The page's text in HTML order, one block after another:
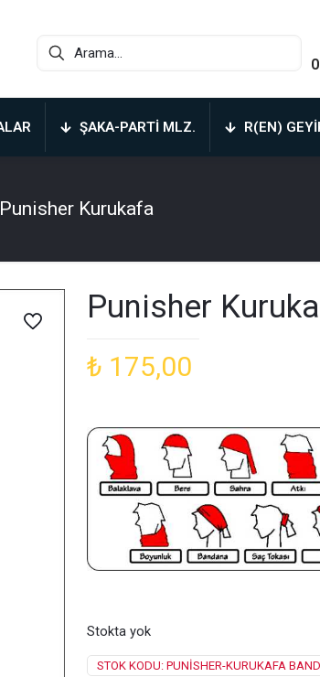
ŞAKA-PARTI MLZ. R(EN)
Punisher Kurukafa
Punisher
₺ 175,00
Stokta yok
STOK KODU: PUNISHER-KURUKAFA